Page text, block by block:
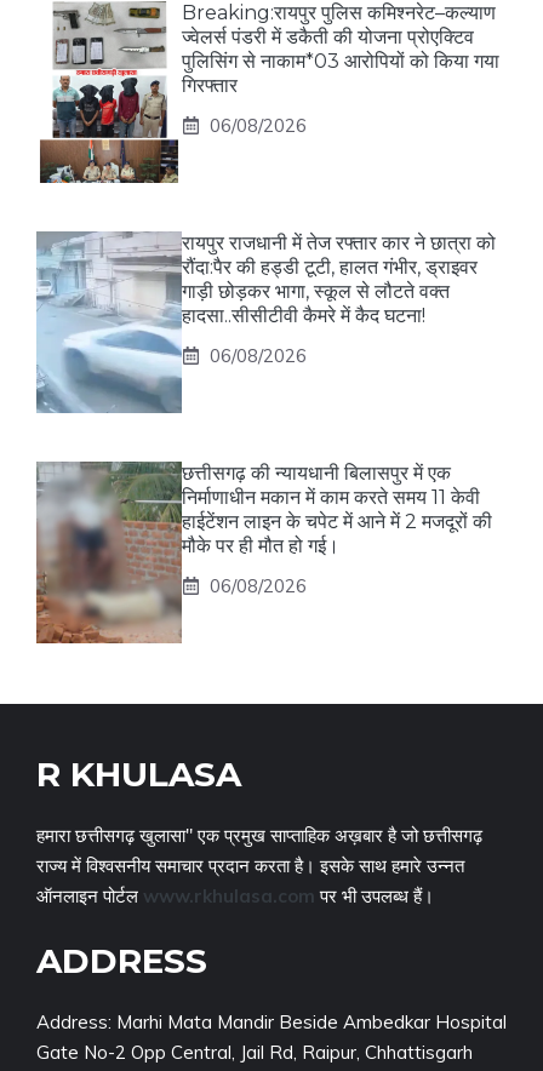
Breaking:रायपुर पुलिस कमिश्नरेट–कल्याण
ज्वेलर्स पंडरी में डकैती की योजना प्रोएक्टिव
पुलिसिंग से नाकाम*03 आरोपियों को किया गया
गिरफ्तार
06/08/2026
रायपुर राजधानी में तेज रफ्तार कार ने छात्रा को
रौंदा:पैर की हड्डी टूटी, हालत गंभीर, ड्राइवर
गाड़ी छोड़कर भागा, स्कूल से लौटते वक्त
हादसा..सीसीटीवी कैमरे में कैद घटना!
06/08/2026
छत्तीसगढ़ की न्यायधानी बिलासपुर में एक
निर्माणाधीन मकान में काम करते समय 11 केवी
हाईटेंशन लाइन के चपेट में आने में 2 मजदूरों की
मौके पर ही मौत हो गई।
06/08/2026
R KHULASA
हमारा छत्तीसगढ़ खुलासा" एक प्रमुख साप्ताहिक अख़बार है जो छत्तीसगढ़
राज्य में विश्वसनीय समाचार प्रदान करता है। इसके साथ हमारे उन्नत
ऑनलाइन पोर्टल www.rkhulasa.com पर भी उपलब्ध हैं।
ADDRESS
Address: Marhi Mata Mandir Beside Ambedkar Hospital
Gate No-2 Opp Central, Jail Rd, Raipur, Chhattisgarh